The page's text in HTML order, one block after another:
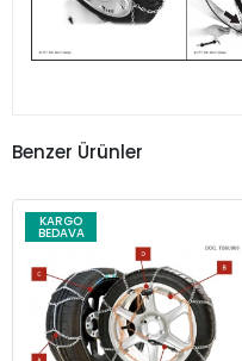
Benzer Ürünler
KARGO
BEDAVA